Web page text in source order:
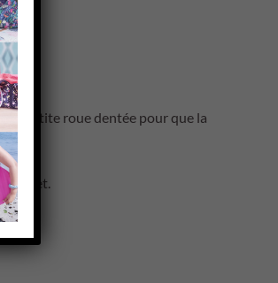
la petite roue dentée pour que la
discret.